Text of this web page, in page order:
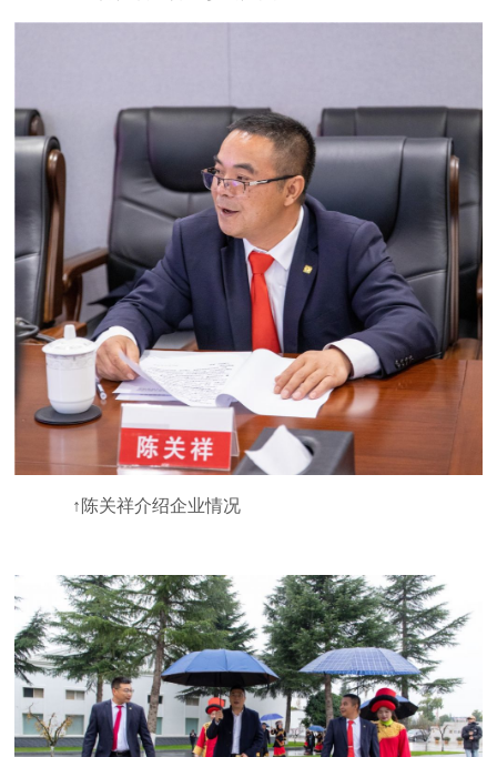
↑陈关祥介绍企业情况